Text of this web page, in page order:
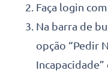
Faça login
Na barra de
opção “Pedir